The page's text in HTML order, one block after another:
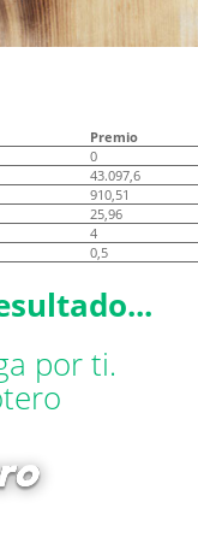
Premio
0
43.097,6
910,51
25,96
4
0,5
por ti.